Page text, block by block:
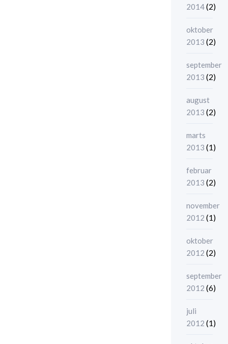
2014(2)
oktober
2013 (2)
september
2013 (2)
august
2013 (2)
marts
2013 (1)
februar
2013 (2)
november
2012 (1)
oktober
2012 (2)
september
2012 (6)
juli
2012 (1)